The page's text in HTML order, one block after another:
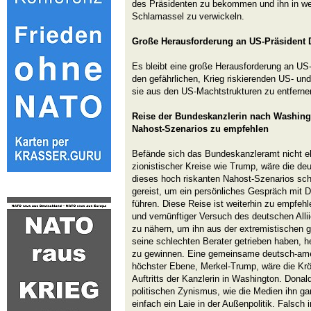
des Präsidenten zu bekommen und ihn in
Schlamassel zu verwickeln.
Große Herausforderung an US-Präsident
Es bleibt eine große Herausforderung an
den gefährlichen, Krieg riskierenden US-
sie aus den US-Machtstrukturen zu
Reise der Bundeskanzlerin nach
Nahost-Szenarios zu empfehlen
Befände sich das Bundeskanzleramt nicht
zionistischer Kreise wie Trump, wäre die
dieses hoch riskanten Nahost-Szenarios
gereist, um ein persönliches Gespräch mit
führen. Diese Reise ist weiterhin zu
und vernünftiger Versuch des deutschen
zu nähern, um ihn aus der extremistischen
seine schlechten Berater getrieben haben,
zu gewinnen. Eine gemeinsame deutsch-
höchster Ebene, Merkel-Trump, wäre die
Auftritts der Kanzlerin in Washington.
politischen Zynismus, wie die Medien ihn
einfach ein Laie in der Außenpolitik. Falsch